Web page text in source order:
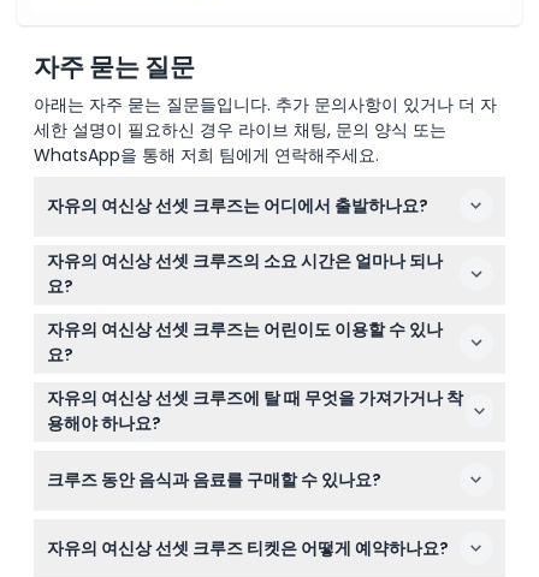
자주 묻는 질문
아래는 자주 묻는 질문들입니다. 추가 문의사항이 있거나 더 자
세한 설명이 필요하신 경우 라이브 채팅, 문의 양식 또는
WhatsApp을 통해 저희 팀에게 연락해주세요.
자유의 여신상 선셋 크루즈는 어디에서 출발하나요?
크루즈는 뉴욕시의 피어 16에서 탑승하며, 여기서 항구를
둘러보는 멋진 일몰 여행이 시작됩니다.
자유의 여신상 선셋 크루즈의 소요 시간은 얼마나 되나
요?
크루즈는 60분에서 90분 사이로 진행되며, 자유의 여신상
과 도시 스카이라인의 멋진 일몰 풍경을 충분히 감상할 수
있습니다.
자유의 여신상 선셋 크루즈는 어린이도 이용할 수 있나
요?
네, 0-2세 어린이는 유아 티켓이 필요하지만 무료로 탑승할
수 있고, 0-12세 어린이는 유료 성인 동반자가 필요하며, 13
세 이상은 성인 요금이 적용됩니다.
자유의 여신상 선셋 크루즈에 탈 때 무엇을 가져가거나 착
용해야 하나요?
입으세요; 멀미가 걱정된다면 출발 약 1시간 전에 멀미약을
크루즈 동안 음식과 음료를 구매할 수 있나요?
하며, 할인된 음료는 피어 16의 코블 피쉬에서 사전에 구매
자유의 여신상 선셋 크루즈 티켓은 어떻게 예약하나요?